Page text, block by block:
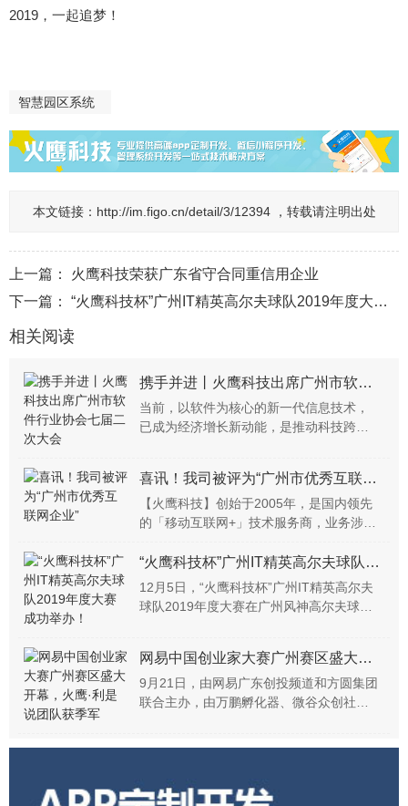
2019，一起追梦！
智慧园区系统
本文链接： http://im.figo.cn/detail/3/12394 ，转载请注明出处
上一篇： 火鹰科技荣获广东省守合同重信用企业
下一篇： “火鹰科技杯”广州IT精英高尔夫球队2019年度大赛成功举办！
相关阅读
携手并进丨火鹰科技出席广州市软件行业协会七届二次大会
当前，以软件为核心的新一代信息技术，
已成为经济增长新动能，是推动科技跨越
在这一背景下，为总结汇报协会2022年各
项工作，讨论2023年工...
喜讯！我司被评为“广州市优秀互联网企业”
【火鹰科技】创始于2005年，是国内领先
的「移动互联网+」技术服务商，业务涉及
发、微信小程序开发、RPA顾问实施、产品
孵化等领域。
“火鹰科技杯”广州IT精英高尔夫球队2019年度大赛成功举办！
12月5日，“火鹰科技杯”广州IT精英高尔夫
球队2019年度大赛在广州风神高尔夫球会
云、精点数据、致远互联、盛祺信息、火
鹰科技等众多广州极...
网易中国创业家大赛广州赛区盛大开幕，火鹰·利是说团队获季军
9月21日，由网易广东创投频道和方圆集团
联合主办，由万鹏孵化器、微谷众创社区
大会致辞。